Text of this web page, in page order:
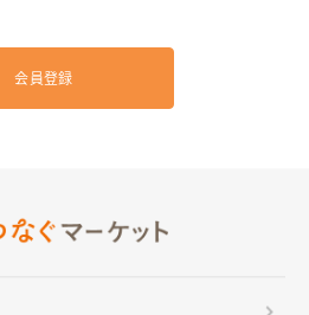
会員登録